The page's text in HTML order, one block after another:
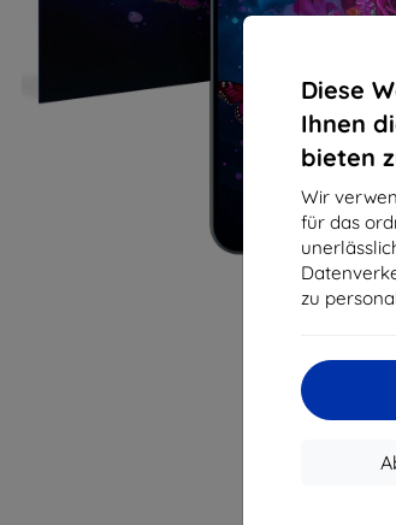
Diese
Ihnen
bieten
Wir
für das
zu